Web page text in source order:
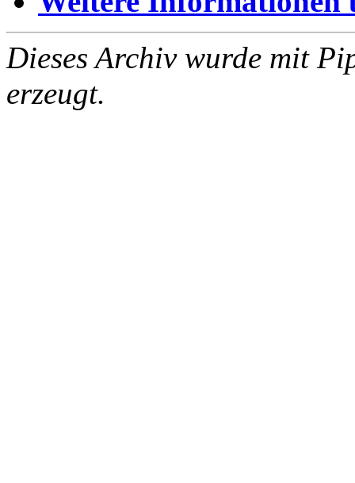
Dieses Archiv wurde mit
erzeugt.